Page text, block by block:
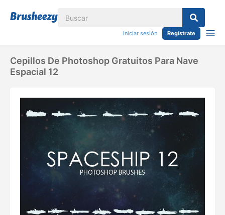
Iniciar sesión Regístrate
Cepillos De Photoshop Gratuitos Para Nave
Espacial 12